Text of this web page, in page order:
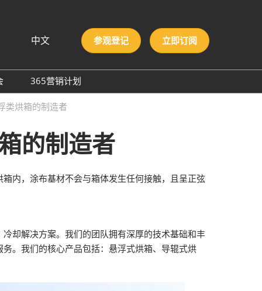
中文
語
ทย
参观登记 立即订阅
国际胶粘剂及化工原料
高性能材料展
材料周
新材料新工艺及色彩展
365营销计划
类烘箱的制造者
的制造者
内，涂布基材不会与箱体发生任何接触，且呈正弦
却解决方案。我们的团队拥有深厚的技术基础和丰
。我们的核心产品包括：悬浮式烘箱、导辊式烘